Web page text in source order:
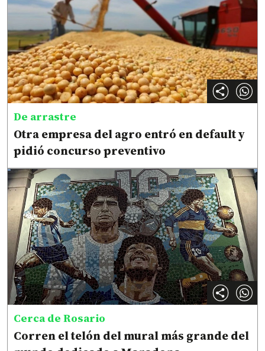
De arrastre
Otra empresa del agro entró en default y
pidió concurso preventivo
Cerca de Rosario
Corren el telón del mural más grande del